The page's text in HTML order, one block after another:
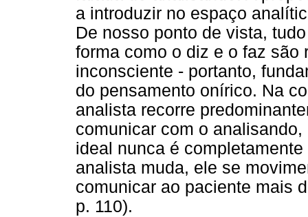
a introduzir no espaço
De nosso ponto de vista,
forma como o diz e o faz são
inconsciente - portanto,
do pensamento onírico. Na
analista recorre
comunicar com o
ideal nunca é
analista muda, ele se
comunicar ao paciente mais
p. 110).